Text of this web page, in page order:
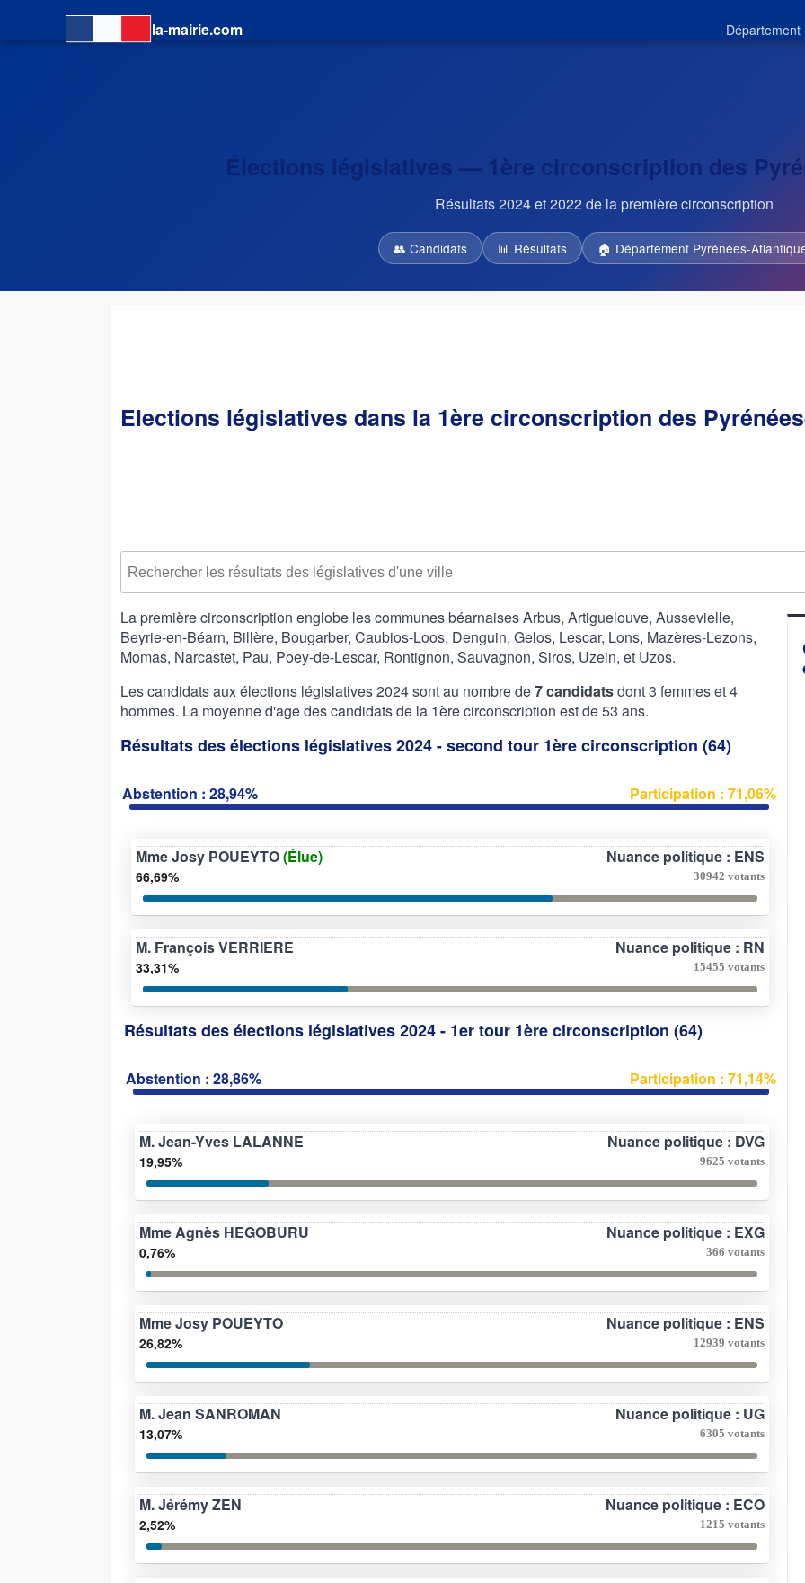
la-mairie.com
Élections législatives — 1ère circonscription des
Résultats 2024 et 2022 de la première circonscription
👥 Candidats 📊 Résultats 🏠 Département Pyrénées-
Elections législatives dans la 1ère circonscription des
La première circonscription englobe les communes béarnaises Arbus, Artiguelouve, Aussevielle,
Beyrie-en-Béarn, Billère, Bougarber, Caubios-Loos, Denguin, Gelos, Lescar, Lons, Mazères-Lezons,
Momas, Narcastet, Pau, Poey-de-Lescar, Rontignon, Sauvagnon, Siros, Uzein, et Uzos.
Les candidats aux élections législatives 2024 sont au nombre de7 candidatsdont 3 femmes et 4
hommes. La moyenne d'age des candidats de la 1ère circonscription est de 53 ans.
Résultats des élections législatives 2024 - second tour 1ère circonscription (64)
Abstention : 28,94% Participation : 71,06%
Mme Josy POUEYTO(Élue) Nuance politique : ENS
66,69% 30942 votants
M. François VERRIERE Nuance politique : RN
33,31% 15455 votants
Résultats des élections législatives 2024 - 1er tour 1ère circonscription (64)
Abstention : 28,86% Participation : 71,14%
M. Jean-Yves LALANNE Nuance politique : DVG
19,95% 9625 votants
Mme Agnès HEGOBURU Nuance politique : EXG
0,76% 366 votants
Mme Josy POUEYTO Nuance politique : ENS
26,82% 12939 votants
M. Jean SANROMAN Nuance politique : UG
13,07% 6305 votants
M. Jérémy ZEN Nuance politique : ECO
2,52% 1215 votants